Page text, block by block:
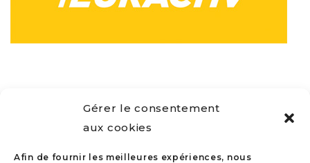
Gérer le consentement
aux cookies
Afin de fournir les meilleures expériences, nous